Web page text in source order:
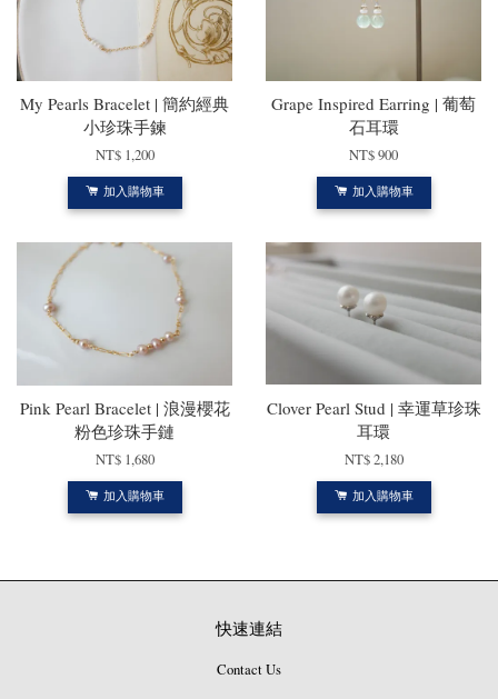
My Pearls Bracelet | 簡約經典
小珍珠手鍊
NT$ 1,200
加入購物車
Grape Inspired Earring | 葡萄
石耳環
NT$ 900
加入購物車
Pink Pearl Bracelet | 浪漫櫻花
粉色珍珠手鏈
NT$ 1,680
加入購物車
Clover Pearl Stud | 幸運草珍珠
耳環
NT$ 2,180
加入購物車
快速連結
Contact Us